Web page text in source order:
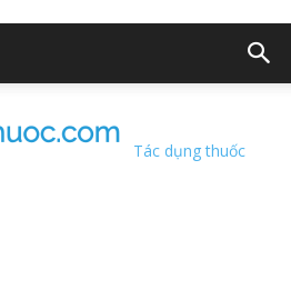
Tác dụng thuốc